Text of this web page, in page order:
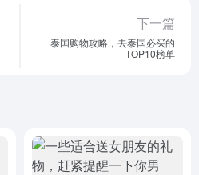
下一篇
泰国购物攻略，去泰国必买的
TOP10榜单